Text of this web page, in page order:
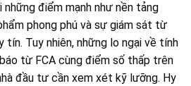
điểm mạnh như nền tảng
phong phú và sự giám sát từ
tín. Tuy nhiên, những lo ngại về tính
từ FCA cùng điểm số thấp trên
đầu tư cần xem xét kỹ lưỡng. Hy